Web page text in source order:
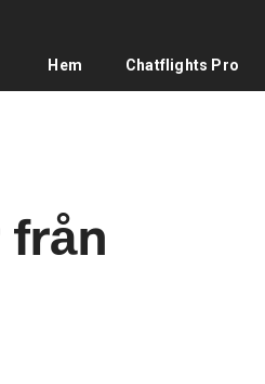
Hem Chatflights Pro
från